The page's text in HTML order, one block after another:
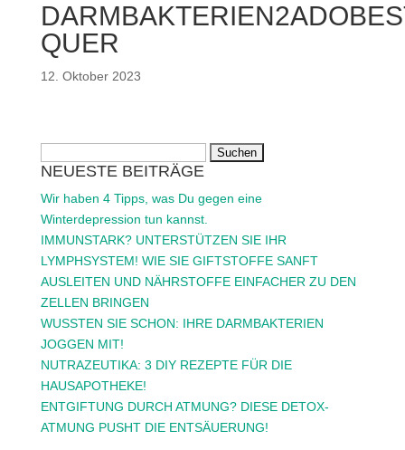
QUER
12. Oktober 2023
nach:
NEUESTE BEITRÄGE
Wir haben 4 Tipps, was Du gegen eine
Winterdepression tun kannst.
IMMUNSTARK? UNTERSTÜTZEN SIE IHR
LYMPHSYSTEM! WIE SIE GIFTSTOFFE SANFT
AUSLEITEN UND NÄHRSTOFFE EINFACHER ZU DEN
ZELLEN BRINGEN
WUSSTEN SIE SCHON: IHRE DARMBAKTERIEN
JOGGEN MIT!
NUTRAZEUTIKA: 3 DIY REZEPTE FÜR DIE
HAUSAPOTHEKE!
ENTGIFTUNG DURCH ATMUNG? DIESE DETOX-
ATMUNG PUSHT DIE ENTSÄUERUNG!